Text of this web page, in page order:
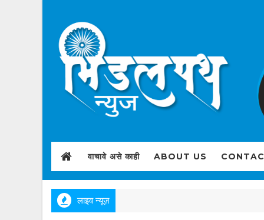
वाचावे असे काही ABOUT US
लाइव न्यूज़